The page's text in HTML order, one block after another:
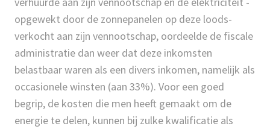
opgewekt door de zonnepanelen op deze loods-
verkocht aan zijn vennootschap, oordeelde de fiscale
administratie dan weer dat deze inkomsten
belastbaar waren als een divers inkomen, namelijk als
occasionele winsten (aan 33%). Voor een goed
begrip, de kosten die men heeft gemaakt om de
energie te delen, kunnen bij zulke kwalificatie als